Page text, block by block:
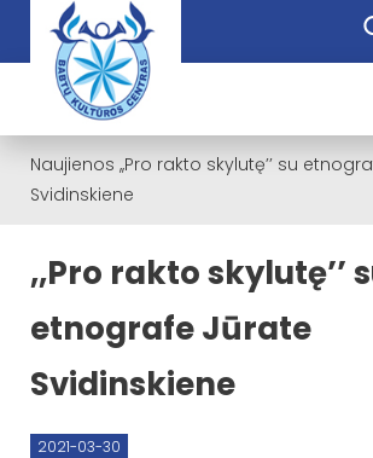
Naujienos ,,Pro rakto skylutę’’ su
Svidinskiene
,,Pro rakto skylutę’’
etnografe Jūrate
Svidinskiene
2021-03-30